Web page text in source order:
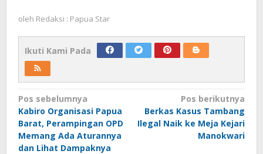
oleh Redaksi : Papua Star
Ikuti Kami Pada
Navigasi
pos
Pos sebelumnya
Kabiro Organisasi Papua
Barat, Perampingan OPD
Memang Ada Aturannya
dan Lihat Dampaknya
Pos berikutnya
Berkas Kasus Tambang
Ilegal Naik ke Meja Kejari
Manokwari